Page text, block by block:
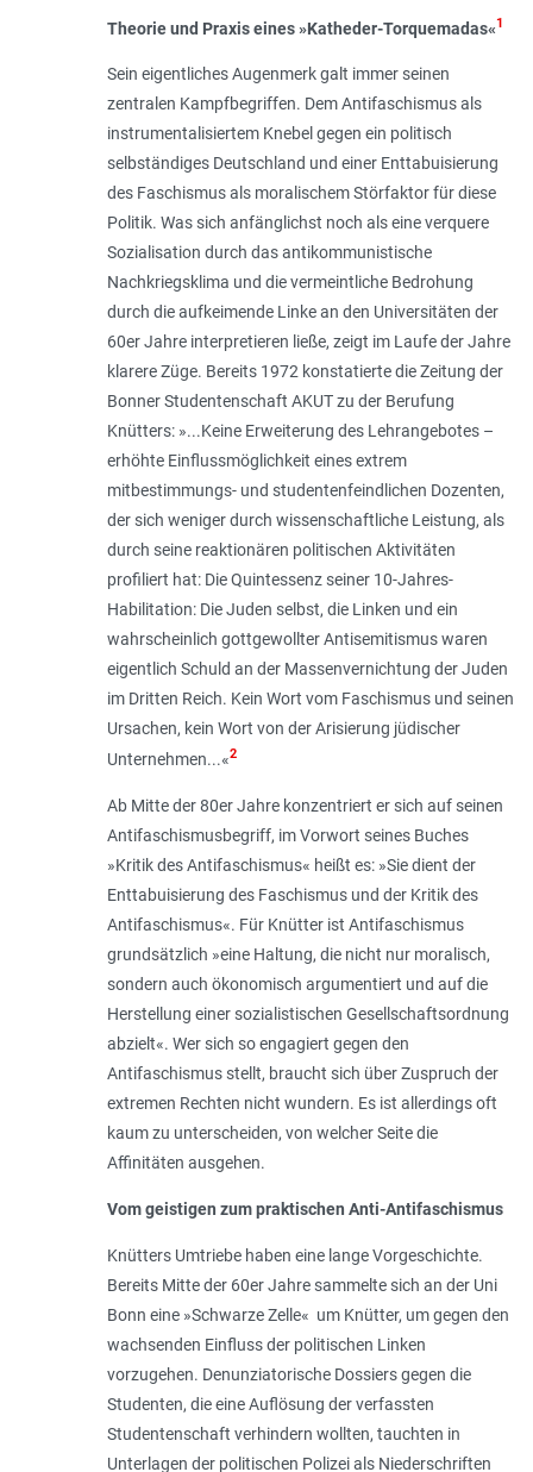
Theorie und Praxis eines »Katheder-Torquemadas«1
Sein eigentliches Augenmerk galt immer seinen
zentralen Kampfbegriffen. Dem Antifaschismus als
instrumentalisiertem Knebel gegen ein politisch
selbständiges Deutschland und einer Enttabuisierung
des Faschismus als moralischem Störfaktor für diese
Politik. Was sich anfänglichst noch als eine verquere
Sozialisation durch das antikommunistische
Nachkriegsklima und die vermeintliche Bedrohung
durch die aufkeimende Linke an den Universitäten der
60er Jahre interpretieren ließe, zeigt im Laufe der Jahre
klarere Züge. Bereits 1972 konstatierte die Zeitung der
Bonner Studentenschaft AKUT zu der Berufung
Knütters: »...Keine Erweiterung des Lehrangebotes –
erhöhte Einflussmöglichkeit eines extrem
mitbestimmungs- und studentenfeindlichen Dozenten,
der sich weniger durch wissenschaftliche Leistung, als
durch seine reaktionären politischen Aktivitäten
profiliert hat: Die Quintessenz seiner 10-Jahres-
Habilitation: Die Juden selbst, die Linken und ein
wahrscheinlich gottgewollter Antisemitismus waren
eigentlich Schuld an der Massenvernichtung der Juden
im Dritten Reich. Kein Wort vom Faschismus und seinen
Ursachen, kein Wort von der Arisierung jüdischer
Unternehmen...«2
Ab Mitte der 80er Jahre konzentriert er sich auf seinen
Antifaschismusbegriff, im Vorwort seines Buches
»Kritik des Antifaschismus« heißt es: »Sie dient der
Enttabuisierung des Faschismus und der Kritik des
Antifaschismus«. Für Knütter ist Antifaschismus
grundsätzlich »eine Haltung, die nicht nur moralisch,
sondern auch ökonomisch argumentiert und auf die
Herstellung einer sozialistischen Gesellschaftsordnung
abzielt«. Wer sich so engagiert gegen den
Antifaschismus stellt, braucht sich über Zuspruch der
extremen Rechten nicht wundern. Es ist allerdings oft
kaum zu unterscheiden, von welcher Seite die
Affinitäten ausgehen.
Vom geistigen zum praktischen Anti-Antifaschismus
Knütters Umtriebe haben eine lange Vorgeschichte.
Bereits Mitte der 60er Jahre sammelte sich an der Uni
Bonn eine »Schwarze Zelle« um Knütter, um gegen den
wachsenden Einfluss der politischen Linken
vorzugehen. Denunziatorische Dossiers gegen die
Studenten, die eine Auflösung der verfassten
Studentenschaft verhindern wollten, tauchten in
Unterlagen der politischen Polizei als Niederschriften